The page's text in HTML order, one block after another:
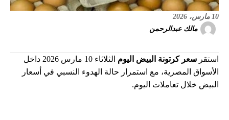
10 مارس، 2026
مالك عبدالرحمن
استقر سعر كرتونة البيض اليوم
الثلاثاء 10 مارس 2026 داخل
الأسواق المصرية، مع استمرار حالة الهدوء النسبي في أسعار
البيض خلال تعاملات اليوم.